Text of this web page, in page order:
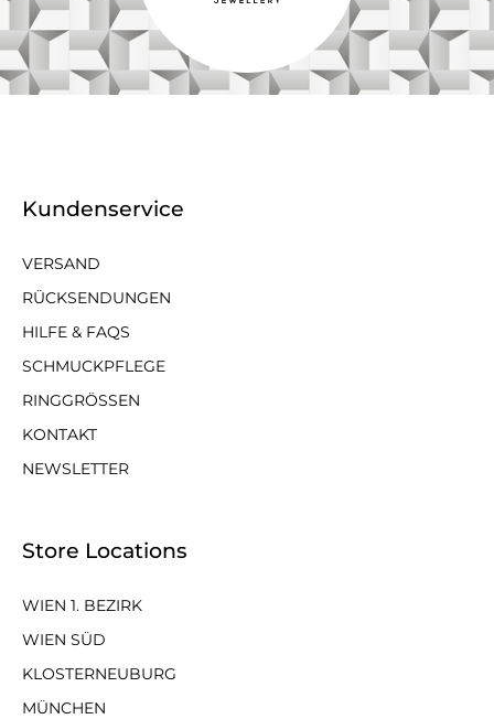
Kundenservice
VERSAND
RÜCKSENDUNGEN
HILFE & FAQS
SCHMUCKPFLEGE
RINGGRÖSSEN
KONTAKT
NEWSLETTER
Store Locations
WIEN 1. BEZIRK
WIEN SÜD
KLOSTERNEUBURG
MÜNCHEN